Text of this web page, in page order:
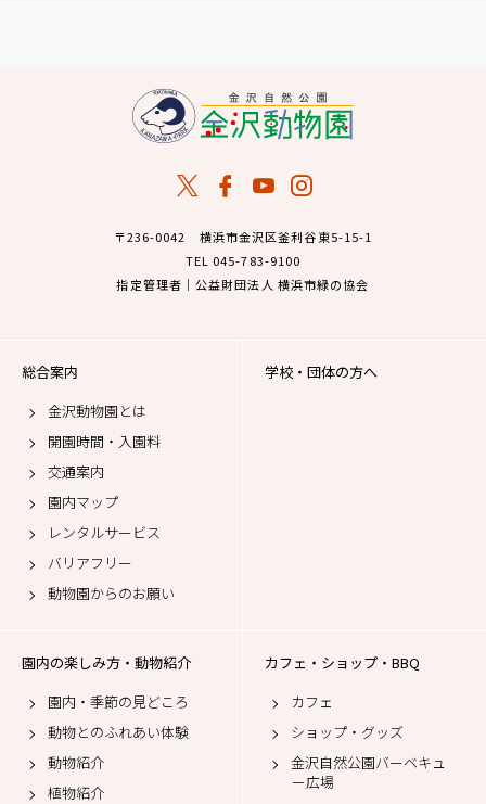
〒236-0042 横浜市金沢区釜利谷東5-15-1
TEL 045-783-9100
指定管理者｜公益財団法人 横浜市緑の協会
総合案内
金沢動物園とは
開園時間・入園料
交通案内
園内マップ
レンタルサービス
バリアフリー
動物園からのお願い
学校・団体の方へ
園内の楽しみ方・動物紹介
園内・季節の見どころ
動物とのふれあい体験
動物紹介
植物紹介
カフェ・ショップ・BBQ
カフェ
ショップ・グッズ
金沢自然公園バーベキュ
ー広場